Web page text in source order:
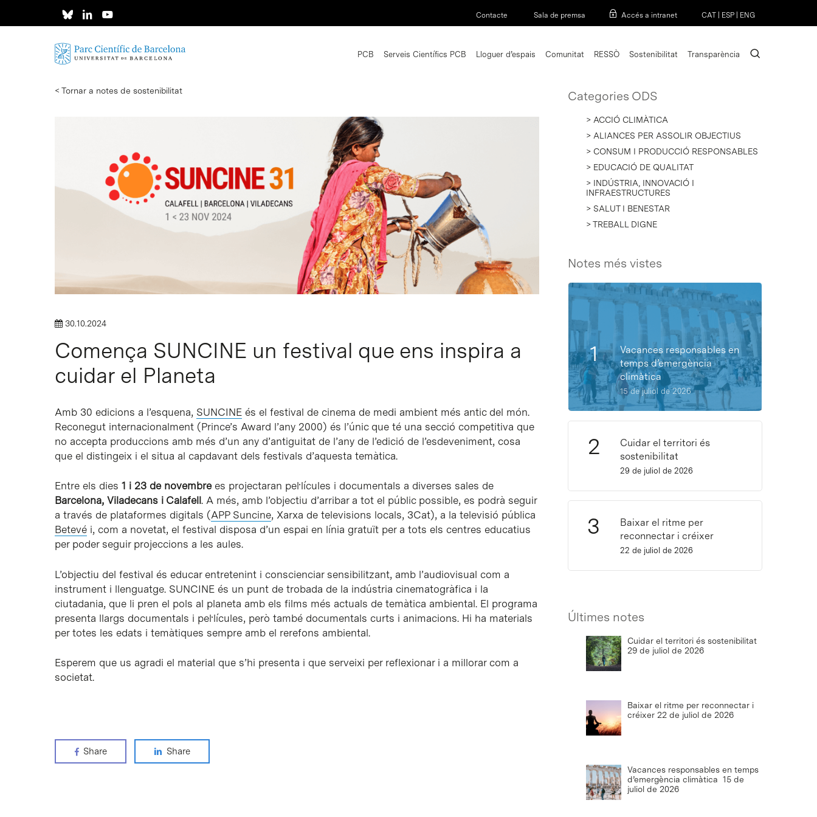
Contacte Sala de premsa Accés a intranet CAT ESP ENG
PCB Serveis Científics PCB Lloguer d’espais Comunitat RESSÒ Sostenibilitat Transparència search
< Tornar a notes de sostenibilitat
30.10.2024
Comença SUNCINE un festival que ens inspira a
cuidar el Planeta
Amb 30 edicions a l’esquena, SUNCINE és el festival de cinema de medi ambient més antic del món.
Reconegut internacionalment (Prince’s Award l’any 2000) és l’únic que té una secció competitiva que
no accepta produccions amb més d’un any d’antiguitat de l’any de l’edició de l’esdeveniment, cosa
que el distingeix i el situa al capdavant dels festivals d’aquesta temàtica.
Entre els dies 1 i 23 de novembrees projectaran pel·lícules i documentals a diverses sales de
Barcelona, Viladecans i Calafell. A més, amb l’objectiu d’arribar a tot el públic possible, es podrà seguir
a través de plataformes digitals (APP Suncine, Xarxa de televisions locals, 3Cat), a la televisió pública
Betevé i, com a novetat, el festival disposa d’un espai en línia gratuït per a tots els centres educatius
per poder seguir projeccions a les aules.
L’objectiu del festival és educar entretenint i conscienciar sensibilitzant, amb l’audiovisual com a
instrument i llenguatge. SUNCINE és un punt de trobada de la indústria cinematogràfica i la
ciutadania, que li pren el pols al planeta amb els films més actuals de temàtica ambiental. El programa
presenta llargs documentals i pel·lícules, però també documentals curts i animacions. Hi ha materials
per totes les edats i temàtiques sempre amb el rerefons ambiental.
Esperem que us agradi el material que s’hi presenta i que serveixi per reflexionar i a millorar com a
societat.
Share Share
Categories ODS
> ACCIÓ CLIMÀTICA
> ALIANCES PER ASSOLIR OBJECTIUS
> CONSUM I PRODUCCIÓ RESPONSABLES
> EDUCACIÓ DE QUALITAT
> INDÚSTRIA, INNOVACIÓ I
INFRAESTRUCTURES
> SALUT I BENESTAR
> TREBALL DIGNE
Notes més vistes
Vacances responsables en
temps d’emergència
climàtica
15 de juliol de 2026
Cuidar el territori és
sostenibilitat
29 de juliol de 2026
Baixar el ritme per
reconnectar i créixer
22 de juliol de 2026
Últimes notes
Cuidar el territori és sostenibilitat
29 de juliol de 2026
Baixar el ritme per reconnectar i
créixer 22 de juliol de 2026
Vacances responsables en temps
d’emergència climàtica 15 de
juliol de 2026